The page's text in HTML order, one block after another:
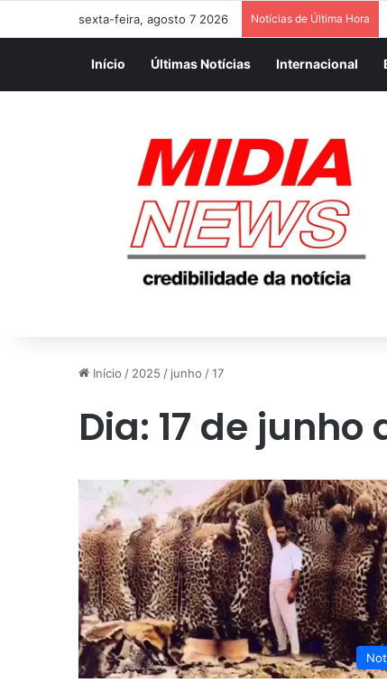
sexta-feira, agosto 7 2026 Notícias de Última Hora
Início Últimas Notícias Internacional
Início / 2025 / junho /17
Dia: 17 de junho